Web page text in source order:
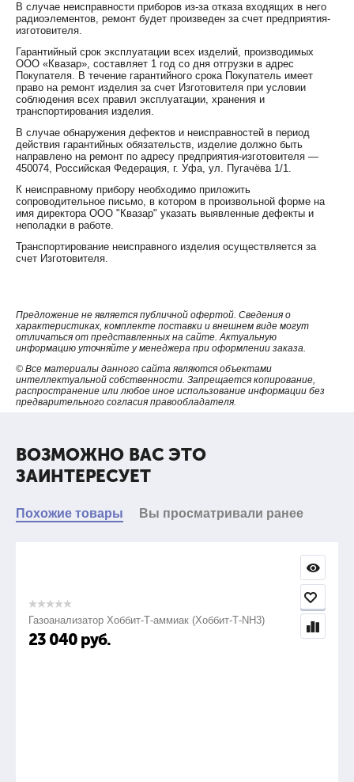
В случае неисправности приборов из-за отказа входящих в него
радиоэлементов, ремонт будет произведен за счет предприятия-
изготовителя.
Гарантийный срок эксплуатации всех изделий, производимых
ООО «Квазар», составляет 1 год со дня отгрузки в адрес
Покупателя. В течение гарантийного срока Покупатель имеет
право на ремонт изделия за счет Изготовителя при условии
соблюдения всех правил эксплуатации, хранения и
транспортирования изделия.
В случае обнаружения дефектов и неисправностей в период
действия гарантийных обязательств, изделие должно быть
направлено на ремонт по адресу предприятия-изготовителя —
450074, Российская Федерация, г. Уфа, ул. Пугачёва 1/1.
К неисправному прибору необходимо приложить
сопроводительное письмо, в котором в произвольной форме на
имя директора ООО "Квазар" указать выявленные дефекты и
неполадки в работе.
Транспортирование неисправного изделия осуществляется за
счет Изготовителя.
Предложение не является публичной офертой. Сведения о
характеристиках, комплекте поставки и внешнем виде могут
отличаться от представленных на сайте. Актуальную
информацию уточняйте у менеджера при оформлении заказа.
© Все материалы данного сайта являются объектами
интеллектуальной собственности. Запрещается копирование,
распространение или любое иное использование информации без
предварительного согласия правообладателя.
ВОЗМОЖНО ВАС ЭТО
ЗАИНТЕРЕСУЕТ
Похожие товары Вы просматривали ранее
Газоанализатор Хоббит-Т-аммиак (Хоббит-Т-NH3)
23 040 руб.